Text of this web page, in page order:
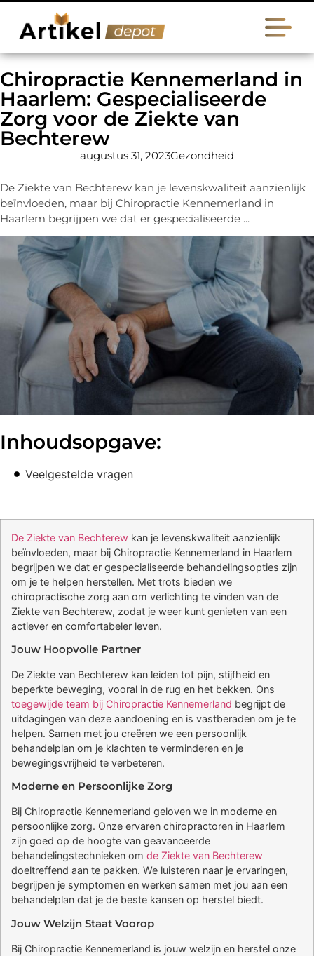
Chiropractie Kennemerland in
Haarlem: Gespecialiseerde
Zorg voor de Ziekte van
Bechterew
augustus 31, 2023Gezondheid
De Ziekte van Bechterew kan je levenskwaliteit aanzienlijk
beïnvloeden, maar bij Chiropractie Kennemerland in
Haarlem begrijpen we dat er gespecialiseerde ...
Inhoudsopgave:
Veelgestelde vragen
De Ziekte van Bechterew kan je levenskwaliteit aanzienlijk
beïnvloeden, maar bij Chiropractie Kennemerland in Haarlem
begrijpen we dat er gespecialiseerde behandelingsopties zijn
om je te helpen herstellen. Met trots bieden we
chiropractische zorg aan om verlichting te vinden van de
Ziekte van Bechterew, zodat je weer kunt genieten van een
actiever en comfortabeler leven.
Jouw Hoopvolle Partner
De Ziekte van Bechterew kan leiden tot pijn, stijfheid en
beperkte beweging, vooral in de rug en het bekken. Ons
toegewijde team bij Chiropractie Kennemerland begrijpt de
uitdagingen van deze aandoening en is vastberaden om je te
helpen. Samen met jou creëren we een persoonlijk
behandelplan om je klachten te verminderen en je
bewegingsvrijheid te verbeteren.
Moderne en Persoonlijke Zorg
Bij Chiropractie Kennemerland geloven we in moderne en
persoonlijke zorg. Onze ervaren chiropractoren in Haarlem
zijn goed op de hoogte van geavanceerde
behandelingstechnieken om de Ziekte van Bechterew
doeltreffend aan te pakken. We luisteren naar je ervaringen,
begrijpen je symptomen en werken samen met jou aan een
behandelplan dat je de beste kansen op herstel biedt.
Jouw Welzijn Staat Voorop
Bij Chiropractie Kennemerland is jouw welzijn en herstel onze